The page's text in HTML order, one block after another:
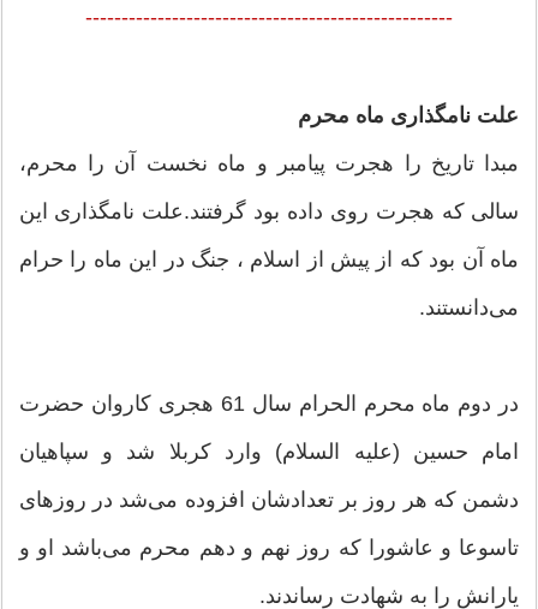
---------------------------------------------------
علت نامگذاری ماه محرم
مبدا تاریخ را هجرت پیامبر و ماه نخست آن را محرم،
سالی كه هجرت روی داده بود گرفتند.علت نامگذاری این
ماه آن بود كه از پیش از اسلام ، جنگ در این ماه را حرام
می‌دانستند.
در دوم ماه محرم الحرام سال 61 هجری كاروان حضرت
امام حسین (علیه السلام) وارد كربلا شد و سپاهیان
دشمن كه هر روز بر تعدادشان افزوده می‌شد در روزهای
تاسوعا و عاشورا كه روز نهم و دهم محرم می‌باشد او و
یارانش را به شهادت رساندند.